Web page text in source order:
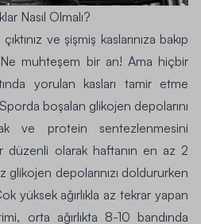
Nasıl Olmalı?
ve şişmiş kaslarınıza bakıp
Ne muhteşem bir an! Ama hiçbir
yorulan kasları tamir etme
boşalan glikojen depolarını
ve protein sentezlenmesini
düzenli olarak haftanın en az 2
depolarınızı doldururken
yüksek ağırlıkla az tekrar yapan
orta ağırlıkta 8-10 bandında